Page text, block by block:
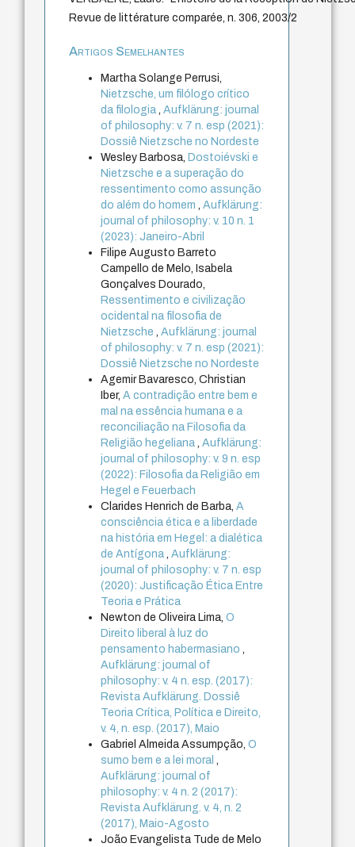
Revue de littérature comparée, n. 306, 2003/2
Artigos Semelhantes
Martha Solange Perrusi,
Nietzsche, um filólogo crítico
da filologia,Aufklärung: journal
of philosophy: v. 7 n. esp (2021):
Dossiê Nietzsche no Nordeste
Wesley Barbosa, Dostoiévski e
Nietzsche e a superação do
ressentimento como assunção
do além do homem,Aufklärung:
journal of philosophy: v. 10 n. 1
(2023): Janeiro-Abril
Filipe Augusto Barreto
Campello de Melo, Isabela
Gonçalves Dourado,
Ressentimento e civilização
ocidental na filosofia de
Nietzsche,Aufklärung: journal
of philosophy: v. 7 n. esp (2021):
Dossiê Nietzsche no Nordeste
Agemir Bavaresco, Christian
Iber,A contradição entre bem e
mal na essência humana e a
reconciliação na Filosofia da
Religião hegeliana,Aufklärung:
journal of philosophy: v. 9 n. esp
(2022): Filosofia da Religião em
Hegel e Feuerbach
Clarides Henrich de Barba,A
consciência ética e a liberdade
na história em Hegel: a dialética
de Antígona,Aufklärung:
journal of philosophy: v. 7 n. esp
(2020): Justificação Ética Entre
Teoria e Prática
Newton de Oliveira Lima,O
Direito liberal à luz do
pensamento habermasiano,
Aufklärung: journal of
philosophy: v. 4 n. esp. (2017):
Revista Aufklärung. Dossiê
Teoria Crítica, Política e Direito,
v. 4, n. esp. (2017), Maio
Gabriel Almeida Assumpção,O
sumo bem e a lei moral,
Aufklärung: journal of
philosophy: v. 4 n. 2 (2017):
Revista Aufklärung. v. 4, n. 2
(2017), Maio-Agosto
João Evangelista Tude de Melo